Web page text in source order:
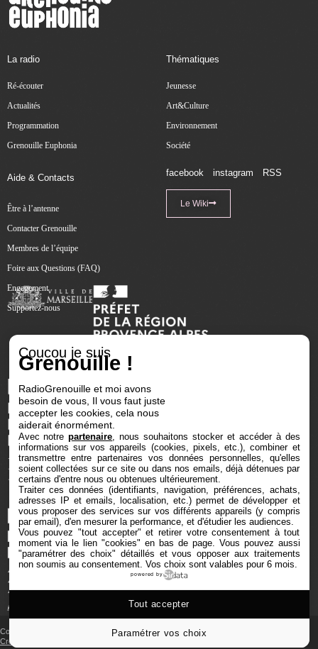
La radio
Ré-écouter
Actualités
Programmation
Grenouille Euphonia
Thématiques
Jeunesse
Art&Culture
Environnement
Société
Aide & Contacts
Être à l’antenne
Contacter Grenouille
Membres de l’équipe
Foire aux Questions (FAQ)
Engagement
Supportez-nous
facebook instagram RSS
Le Wiki
Copyright © 2025 Radio Grenouille tous droits réservés
Crédits et mentions
Coucou je suis
Grenouille !
RadioGrenouille et moi avons
besoin de vous, Il vous faut juste
accepter les cookies, cela nous
aiderait énormément.
Avec notrepartenaire , nous souhaitons stocker et accéder à des
informations sur vos appareils (cookies, pixels, etc.), combiner et
transmettre entre partenaires vos données personnelles, qu'elles
soient collectées sur ce site ou dans nos emails, déjà détenues par
certains d'entre nous ou obtenues ultérieurement.
Traiter ces données (identifiants, navigation, préférences, achats,
adresses IP et emails, localisation, etc.) permet de développer et
vous proposer des services sur vos différents appareils (y compris
par email), d'en mesurer la performance, et d'étudier les audiences.
Vous pouvez "tout accepter" et retirer votre consentement à tout
moment via le lien "cookies" en bas de page. Vous pouvez aussi
"paramétrer des choix" détaillés et vous opposer aux traitements
non soumis au consentement. Vos choix sont valables pour 6 mois.
powered by
Paramétrer vos choix
Tout accepter